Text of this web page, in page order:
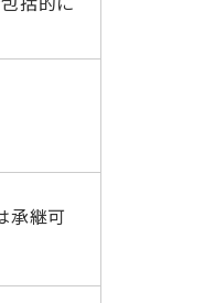
承継可